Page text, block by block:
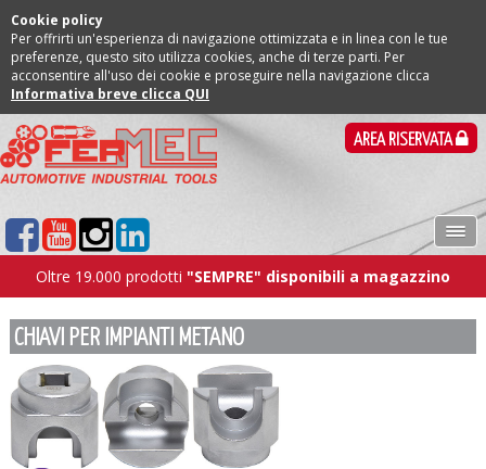
Cookie policy
Per offrirti un'esperienza di navigazione ottimizzata e in linea con le tue
preferenze, questo sito utilizza cookies, anche di terze parti. Per
acconsentire all'uso dei cookie e proseguire nella navigazione clicca
Informativa breve clicca QUI
AREA RISERVATA
Oltre 19.000 prodotti "SEMPRE" disponibili a magazzino
CHIAVI PER IMPIANTI METANO